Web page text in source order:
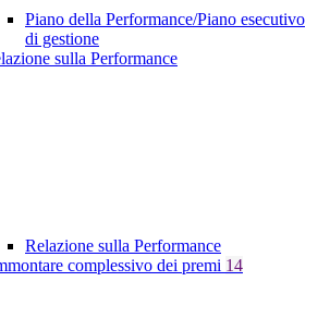
Piano della Performance/Piano esecutivo
di gestione
sulla Performance
Relazione sulla Performance
complessivo dei premi 14